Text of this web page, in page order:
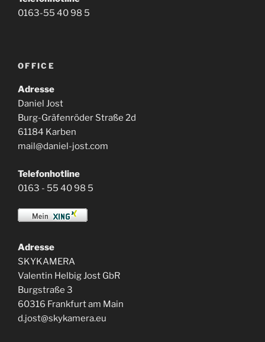
0163-55 40 98 5
OFFICE
Adresse
Daniel Jost
Burg-Gräfenröder Straße 2d
61184 Karben
mail@daniel-jost.com
Telefonhotline
0163 - 55 40 98 5
Adresse
SKYKAMERA
Valentin Helbig Jost GbR
Burgstraße 3
60316 Frankfurt am Main
d.jost@skykamera.eu